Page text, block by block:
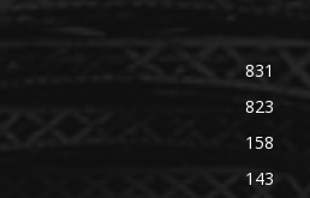
831
823
158
143